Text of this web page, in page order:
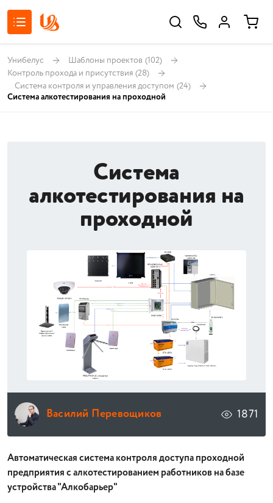
Унибелус Шаблоны проектов (102)
Контроль прохода и присутствия (28)
Система контроля и управления доступом (24)
Система алкотестирования на проходной
Система
алкотестирования на
проходной
Василий Перевощиков 1871
Автоматическая система контроля доступа проходной
предприятия с алкотестированием работников на базе
устройства "Алкобарьер"